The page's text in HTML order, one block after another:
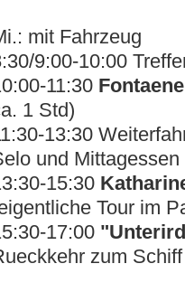
mit Fahrzeug
9:00-10:00
11:30
1 Std)
13:30
und Mittagessen
15:30
Tour im
17:00
zum